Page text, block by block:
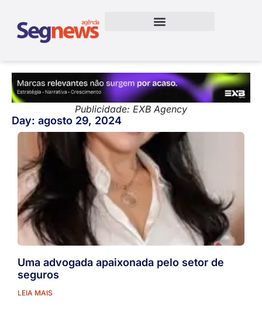
Publicidade: EXB Agency
Day: agosto 29, 2024
Uma advogada apaixonada pelo setor de
seguros
LEIA MAIS